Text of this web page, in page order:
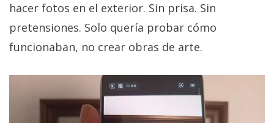
hacer fotos en el exterior. Sin prisa. Sin
pretensiones. Solo quería probar cómo
funcionaban, no crear obras de arte.